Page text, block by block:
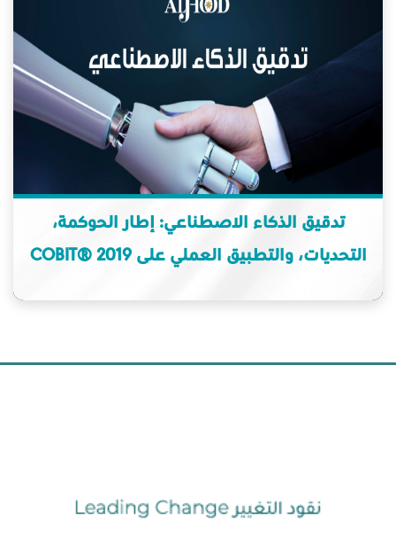
تدقيق الذكاء الاصطناعي: إطار الحوكمة،
التحديات، والتطبيق العملي على COBIT® 2019